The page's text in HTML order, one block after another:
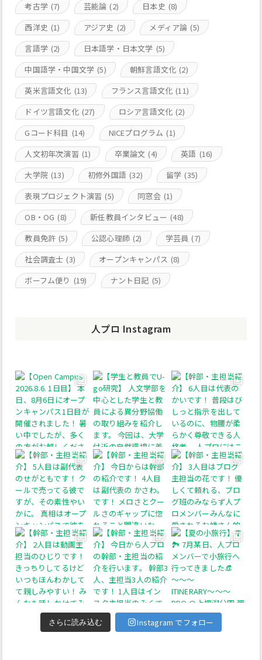
考古学 (7) 芸能論 (2) 日本史 (8)
西洋史 (1) アジア史 (2) メディア論 (5)
言語学 (2) 日本語学・日本文学 (5)
中国語学・中国文学 (5) 朝鮮言語文化 (2)
英米言語文化 (13) フランス言語文化 (11)
ドイツ言語文化 (27) ロシア言語文化 (2)
Gコード科目 (14) NICEプログラム (1)
人文初年次演習 (1) 卒業論文 (4) 英語 (16)
大学院 (13) 初修外国語 (32) 留学 (35)
表現プロジェクト演習 (5) 同窓会 (1)
OB・OG (8) 新任教員インタビュー (48)
教員免許 (5) 公認心理師 (2) 学芸員 (7)
社会調査士 (3) オープンキャンパス (8)
ボーフム便り (19) ナント日記 (5)
人プロ Instagram
さらに読み込む Instagram でフォロー